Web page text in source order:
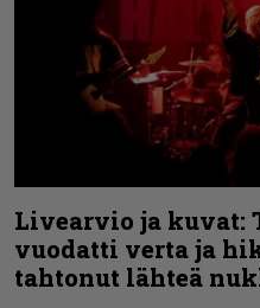
Livearvio ja kuvat:
vuodatti verta ja
tahtonut lähteä